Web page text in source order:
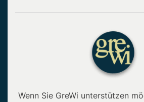
Wenn Sie GreWi unterstützen